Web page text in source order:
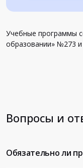
Учебные программы
образовании» №273
Вопросы и
Обязательно ли